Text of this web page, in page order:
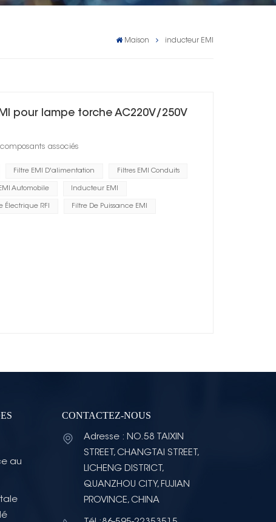
Maison inducteur EMI
pour lampe torche AC220V/250V
associés
Filtre EMI D'alimentation Filtres EMI Conduits
EMI Automobile Inducteur EMI
Électrique RFI Filtre De Puissance EMI
au
CONTACTEZ-NOUS
Adresse : NO.58 TAIXIN
STREET, CHANGTAI STREET,
LICHENG DISTRICT,
QUANZHOU CITY, FUJIAN
PROVINCE, CHINA